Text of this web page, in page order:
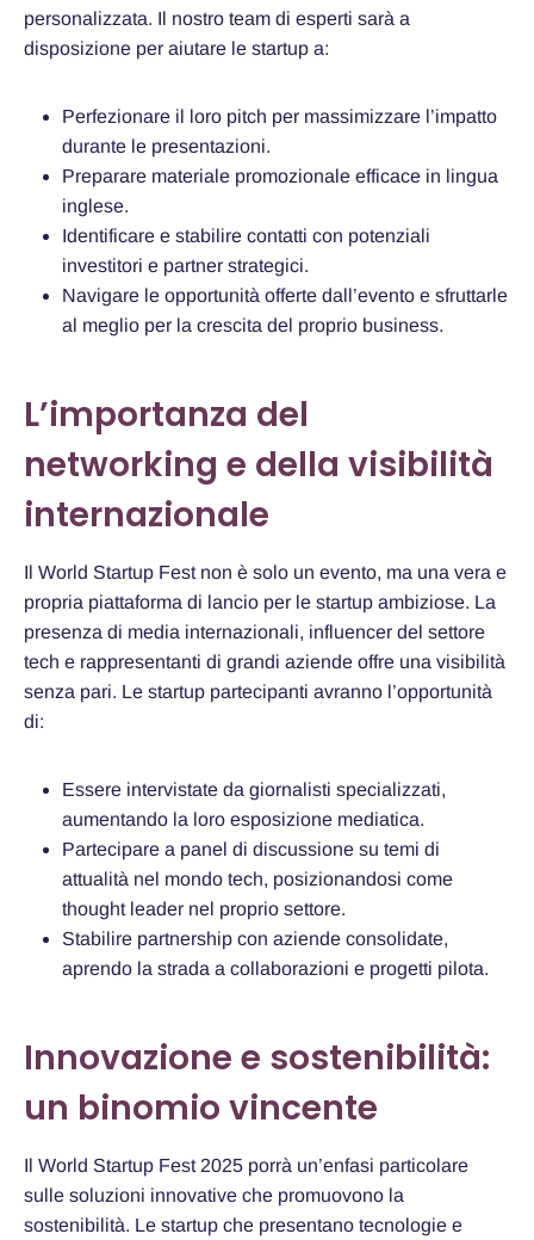
personalizzata. Il nostro team di esperti sarà a
disposizione per aiutare le startup a:
Perfezionare il loro pitch per massimizzare l’impatto
durante le presentazioni.
Preparare materiale promozionale efficace in lingua
inglese.
Identificare e stabilire contatti con potenziali
investitori e partner strategici.
Navigare le opportunità offerte dall’evento e sfruttarle
al meglio per la crescita del proprio business.
L’importanza del
networking e della visibilità
internazionale
Il World Startup Fest non è solo un evento, ma una vera e
propria piattaforma di lancio per le startup ambiziose. La
presenza di media internazionali, influencer del settore
tech e rappresentanti di grandi aziende offre una visibilità
senza pari. Le startup partecipanti avranno l’opportunità
di:
Essere intervistate da giornalisti specializzati,
aumentando la loro esposizione mediatica.
Partecipare a panel di discussione su temi di
attualità nel mondo tech, posizionandosi come
thought leader nel proprio settore.
Stabilire partnership con aziende consolidate,
aprendo la strada a collaborazioni e progetti pilota.
Innovazione e sostenibilità:
un binomio vincente
Il World Startup Fest 2025 porrà un’enfasi particolare
sulle soluzioni innovative che promuovono la
sostenibilità. Le startup che presentano tecnologie e